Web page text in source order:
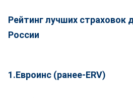
Рейтинг лучших страховок
России
1.Евроинс (ранее-ERV)